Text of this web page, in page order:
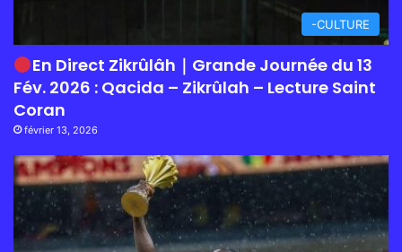
-CULTURE
En Direct Zikrûlâh｜Grande Journée du 13
Fév. 2026 : Qacida – Zikrûlah – Lecture Saint
Coran
février 13, 2026